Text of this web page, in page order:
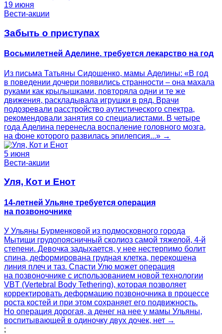
19 июня
Вести-акции
Забыть о приступах
Восьмилетней Аделине. требуется лекарство на год
Из письма Татьяны Сидошенко, мамы Аделины: «В год
в поведении дочери появились странности – она махала
руками как крылышками, повторяла одни и те же
движения, раскладывала игрушки в ряд. Врачи
подозревали расстройство аутистического спектра,
рекомендовали занятия со специалистами. В четыре
года Аделина перенесла воспаление головного мозга,
на фоне которого развилась эпилепсия...» →
5 июня
Вести-акции
Уля, Кот и Енот
14-летней Ульяне требуется операция
на позвоночнике
У Ульяны Бурменковой из подмосковного города
Мытищи грудопоясничный сколиоз самой тяжелой, 4-й
степени. Девочка задыхается, у нее нестерпимо болит
спина, деформирована грудная клетка, перекошена
линия плеч и таз. Спасти Улю может операция
на позвоночнике с использованием новой технологии
VBT (Vertebral Body Tethering), которая позволяет
корректировать деформацию позвоночника в процессе
роста костей и при этом сохраняет его подвижность.
Но операция дорогая, а денег на нее у мамы Ульяны,
воспитывающей в одиночку двух дочек, нет →
;